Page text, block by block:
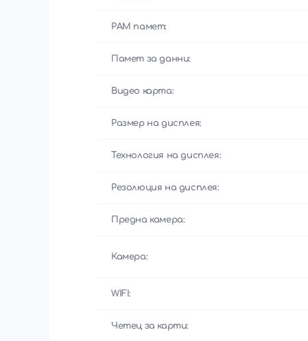
РАМ памет:
Памет за данни:
Видео карта:
Размер на дисплея:
Технология на дисплея:
Резолюция на дисплея:
Предна камера:
Камера:
WIFI:
Четец за карти: